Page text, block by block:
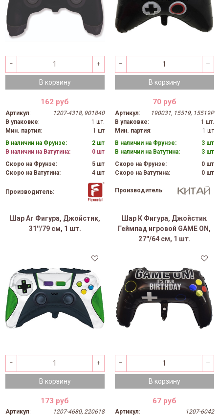
В корзину
162 руб
Артикул:
1207-4318, 901840
В упаковке:
1 шт.
Мин. партия:
1 шт
В наличии на Фрунзе:
2 шт
В наличии на Ватутина:
0 шт
Скоро на Фрунзе:
5 шт
Скоро на Ватутина:
4 шт
Производитель:
В корзину
70 руб
Артикул:
190031, 15519, 15519P
В упаковке:
1 шт.
Мин. партия:
1 шт
В наличии на Фрунзе:
3 шт
В наличии на Ватутина:
3 шт
Скоро на Фрунзе:
0 шт
Скоро на Ватутина:
0 шт
Производитель:
Шар Аг Фигура, Джойстик,
31''/79 см, 1 шт.
В корзину
173 руб
Артикул:
1207-4680, 220618
Шар К Фигура, Джойстик
Геймпад игровой GAME ON,
27''/64 см, 1 шт.
В корзину
67 руб
Артикул:
1207-6042